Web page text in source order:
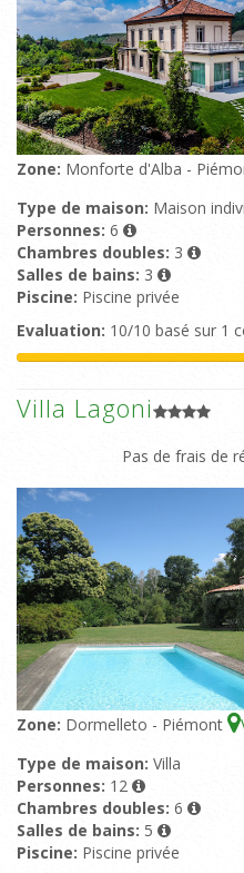
Zone: Monforte d'Alba -
Type de maison: Maison
Personnes: 6
Chambres doubles: 3
Salles de bains: 3
Piscine: Piscine privée
Evaluation: 10/10 basé sur 1
Villa Lagoni
Pas de frais de
Zone: Dormelleto - Piémont
Type de maison: Villa
Personnes: 12
Chambres doubles: 6
Salles de bains: 5
Piscine: Piscine privée